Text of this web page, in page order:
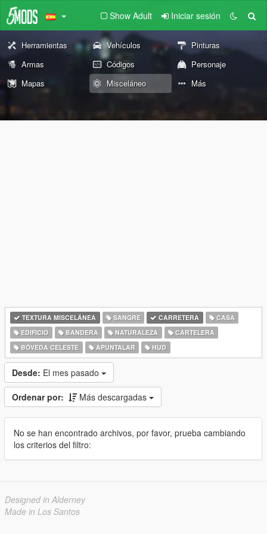
Show Adult Iniciar sesión
Herramientas Vehículos
Pinturas
Armas
Códigos
Personaje
Mapas
Misceláneo Más
TEXTURA MISCELÁNEA SANGRE CARRETERA
CASA
EDIFICIO
BANDERA NATURALEZA
CARTELERA
BÓVEDA CELESTE
APUNTALAR HUD
Desde: El mes pasado
Ordenar por: Más descargadas
No se han encontrado archivos, por favor, prueba cambiando
los criterios del filtro:
Designed in Alderney
Made in Los Santos